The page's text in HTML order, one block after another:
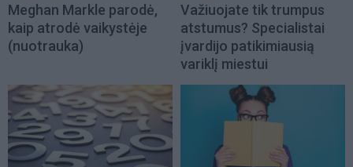
Meghan Markle parodė,
kaip atrodė vaikystėje
(nuotrauka)
Važiuojate tik trumpus
atstumus? Specialistai
įvardijo patikimiausią
variklį miestui